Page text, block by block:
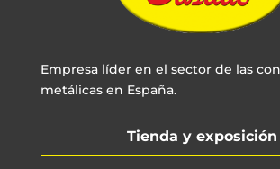
Empresa líder en el sector de las
metálicas en España.
Tienda y exposición